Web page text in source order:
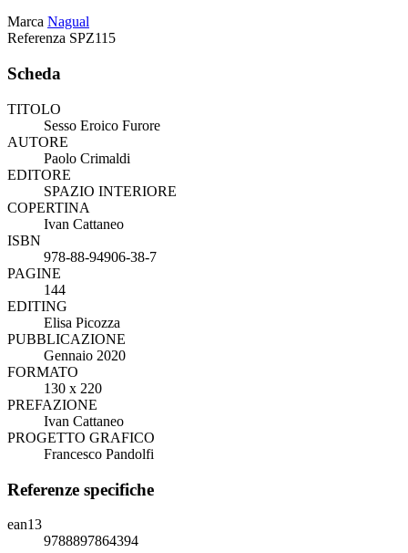
Marca Nagual
Referenza SPZ115
Scheda
TITOLO
Sesso Eroico Furore
AUTORE
Paolo Crimaldi
EDITORE
SPAZIO INTERIORE
COPERTINA
Ivan Cattaneo
ISBN
978-88-94906-38-7
PAGINE
144
EDITING
Elisa Picozza
PUBBLICAZIONE
Gennaio 2020
FORMATO
130 x 220
PREFAZIONE
Ivan Cattaneo
PROGETTO GRAFICO
Francesco Pandolfi
Referenze specifiche
ean13
9788897864394